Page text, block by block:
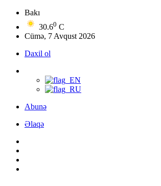
Bakı
30.60 C
Cümə, 7 Avqust 2026
Daxil ol
Abunə
Əlaqə